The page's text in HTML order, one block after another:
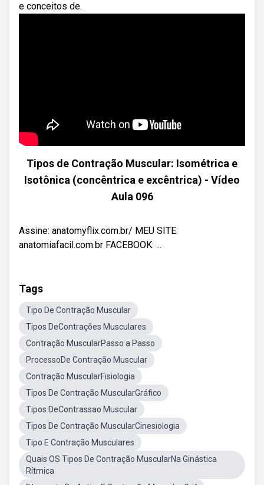
e conceitos de.
Tipos de Contração Muscular: Isométrica e
Isotônica (concêntrica e excêntrica) - Vídeo
Aula 096
Assine: anatomyflix.com.br/ MEU SITE:
anatomiafacil.com.br FACEBOOK: ...
Tags
Tipo De Contração Muscular
Tipos DeContrações Musculares
Contração MuscularPasso a Passo
ProcessoDe Contração Muscular
Contração MuscularFisiologia
Tipos De Contração MuscularGráfico
Tipos DeContrassao Muscular
Tipos De Contração MuscularCinesiologia
Tipo E Contração Musculares
Quais OS Tipos De Contração MuscularNa Ginástica
Rítmica